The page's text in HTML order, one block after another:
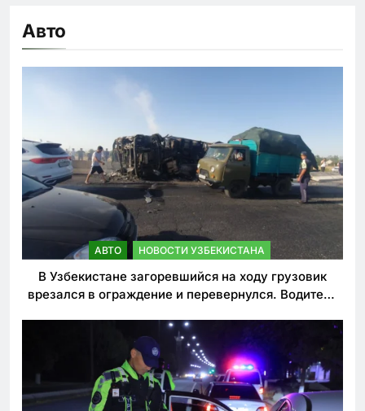
Авто
АВТО НОВОСТИ УЗБЕКИСТАНА
В Узбекистане загоревшийся на ходу грузовик
врезался в ограждение и перевернулся. Водитель